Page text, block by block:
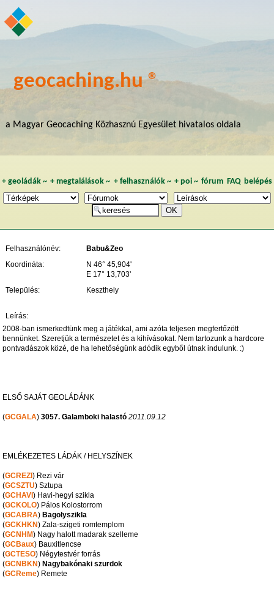
geocaching.hu ®
a Magyar Geocaching Közhasznú Egyesület hivatalos oldala
+ geoládák~ +megtalálások ~ + felhasználók~ + poi~ fórum FAQ belépés
Felhasználónév:
Babu&Zeo
Koordináta:
N 46° 45,904'
E 17° 13,703'
Település:
Keszthely
Leírás:
2008-ban ismerkedtünk meg a játékkal, ami azóta teljesen megfertőzött
bennünket. Szeretjük a természetet és a kihívásokat. Nem tartozunk a hardcore
pontvadászok közé, de ha lehetőségünk adódik egyből útnak indulunk. :)
ELSŐ SAJÁT GEOLÁDÁNK
(GCGALA) 3057. Galamboki halastó 2011.09.12
EMLÉKEZETES LÁDÁK / HELYSZÍNEK
(GCREZI) Rezi vár
(GCSZTU) Sztupa
(GCHAVI) Havi-hegyi szikla
(GCKOLO) Pálos Kolostorrom
(GCABRA) Bagolyszikla
(GCKHKN) Zala-szigeti romtemplom
(GCNHM) Nagy halott madarak szelleme
(GCBaux) Bauxitlencse
(GCTESO) Négytestvér forrás
(GCNBKN) Nagybakónaki szurdok
(GCReme) Remete